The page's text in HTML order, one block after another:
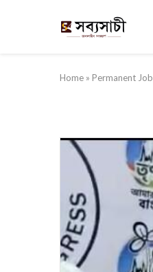
Home » Permanent Job